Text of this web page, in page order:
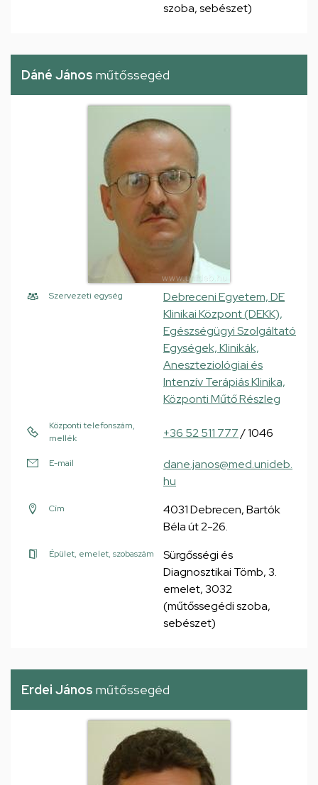
szoba, sebészet)
Dáné János műtőssegéd
Szervezeti egység
Debreceni Egyetem, DE
Klinikai Központ (DEKK),
Egészségügyi Szolgáltató
Egységek, Klinikák,
Aneszteziológiai és
Intenzív Terápiás Klinika,
Központi Műtő Részleg
Központi telefonszám,
mellék
+36 52 511 777/ 1046
E-mail
dane.janos@med.unideb.
hu
Cím
4031 Debrecen, Bartók
Béla út 2-26.
Épület, emelet, szobaszám
Sürgősségi és
Diagnosztikai Tömb, 3.
emelet, 3032
(műtőssegédi szoba,
sebészet)
Erdei János műtőssegéd